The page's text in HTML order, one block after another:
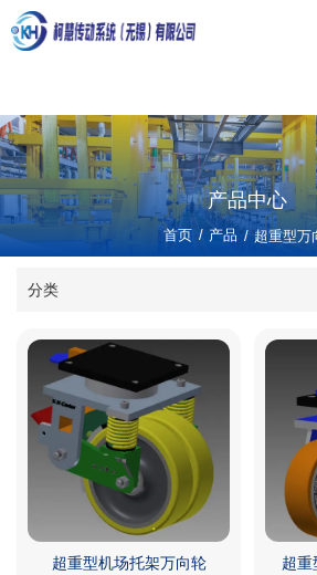
产品中心
首页 / 产品 /超重型万
分类
超重型机场托架万向轮 超重